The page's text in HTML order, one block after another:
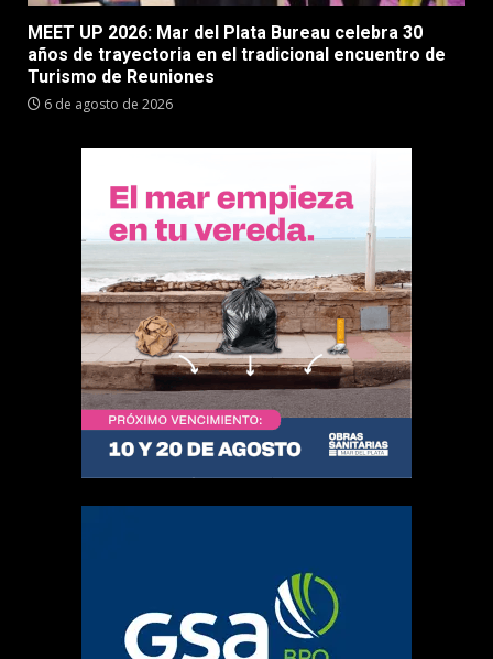
MEET UP 2026: Mar del Plata Bureau celebra 30
años de trayectoria en el tradicional encuentro de
Turismo de Reuniones
6 de agosto de 2026